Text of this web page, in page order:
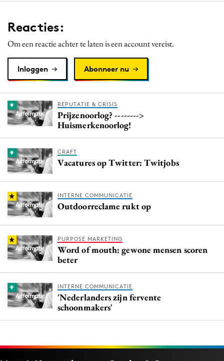
Reacties:
Om een reactie achter te laten is een account vereist.
Inloggen Abonneer nu
REPUTATIE & CRISIS
Prijzenoorlog? -------->
Huismerkenoorlog!
CRAFT
Vacatures op Twitter: Twitjobs
INTERNE COMMUNICATIE
Outdoorreclame rukt op
PURPOSE MARKETING
Word of mouth: gewone mensen scoren
beter
INTERNE COMMUNICATIE
'Nederlanders zijn fervente
schoonmakers'